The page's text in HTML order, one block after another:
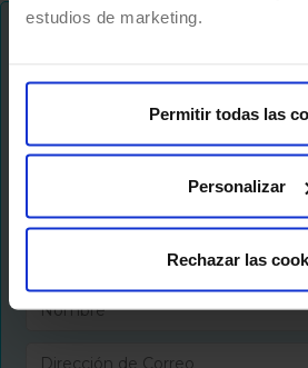
estudios de marketing.
Permitir todas las
Personalizar
Rechazar las
Te mantenemos al dia de
sobre el futuro del trabajo,
cosas más..